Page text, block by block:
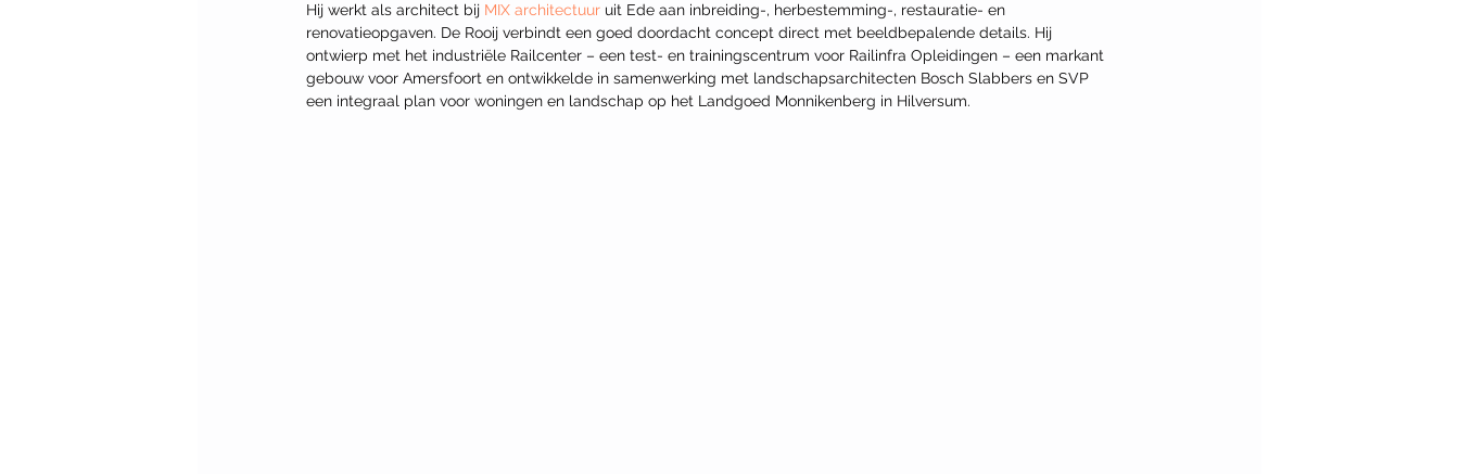
Hij werkt als architect bij MIX ­architectuur uit Ede aan inbreiding-, herbestemming-, restauratie- en
renovatieopgaven. De Rooij verbindt een goed doordacht concept direct met beeldbepalende details. Hij
ontwierp met het industriële Railcenter – een test- en trainingscentrum voor Railinfra Opleidingen – een markant
gebouw voor Amersfoort en ontwikkelde in samenwerking met landschapsarchitecten Bosch Slabbers en SVP
een integraal plan voor woningen en landschap op het Landgoed Monnikenberg in Hilversum.